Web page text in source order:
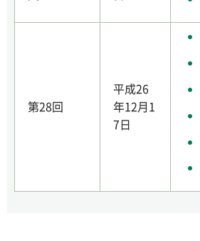
第28回
平成26
年12月1
7日